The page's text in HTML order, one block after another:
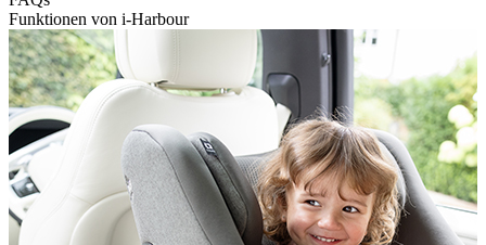
Funktionen von i-Harbour